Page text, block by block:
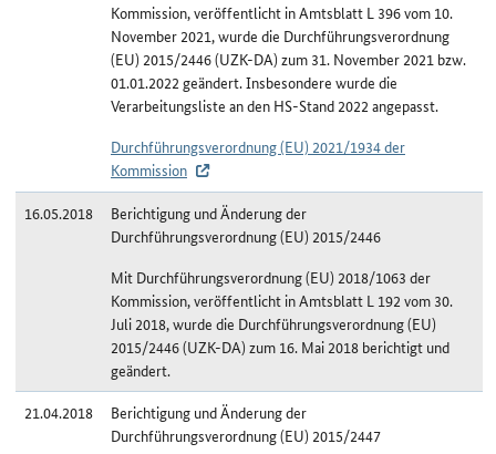
Kommission, veröffentlicht in Amtsblatt L 396 vom 10.
November 2021, wurde die Durchführungsverordnung
(EU) 2015/2446 (UZK-DA) zum 31. November 2021 bzw.
01.01.2022 geändert. Insbesondere wurde die
Verarbeitungsliste an den HS-Stand 2022 angepasst.
Durchführungsverordnung (EU) 2021/1934 der
Kommission
16.05.2018
Berichtigung und Änderung der
Durchführungsverordnung (EU) 2015/2446
Mit Durchführungsverordnung (EU) 2018/1063 der
Kommission, veröffentlicht in Amtsblatt L 192 vom 30.
Juli 2018, wurde die Durchführungsverordnung (EU)
2015/2446 (UZK-DA) zum 16. Mai 2018 berichtigt und
geändert.
21.04.2018
Berichtigung und Änderung der
Durchführungsverordnung (EU) 2015/2447